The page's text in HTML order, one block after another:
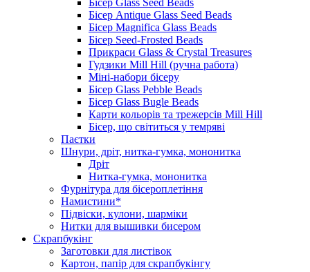
Бісер Antique Glass Seed Beads
Бісер Magnifica Glass Beads
Бісер Seed-Frosted Beads
Прикраси Glass & Crystal Treasures
Гудзики Mill Hill (ручна работа)
Міні-набори бісеру
Бісер Glass Pebble Beads
Бісер Glass Bugle Beads
Карти кольорів та трежерсів Mill Hill
Бісер, що світиться у темряві
Паєтки
Шнури, дріт, нитка-гумка, мононитка
Дріт
Нитка-гумка, мононитка
Фурнітура для бісероплетіння
Намистини*
Підвіски, кулони, шарміки
Нитки для вышивки бисером
Скрапбукінг
Заготовки для листівок
Картон, папір для скрапбукінгу